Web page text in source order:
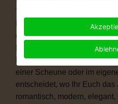
Euch die standesamtliche
oder zu unpersönlich. Eine
Euch genau das, was Ihr
Freiheit. Ob auf einer
einer Scheune oder im
entscheidet, wo Ihr Euch das
romantisch, modern,